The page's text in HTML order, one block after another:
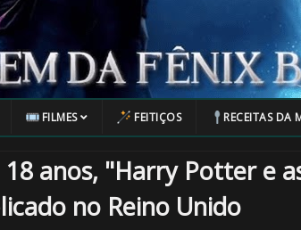
FILMES FEITIÇOS RECEITAS DA
anos, "Harry Potter e
no Reino Unido
⚡